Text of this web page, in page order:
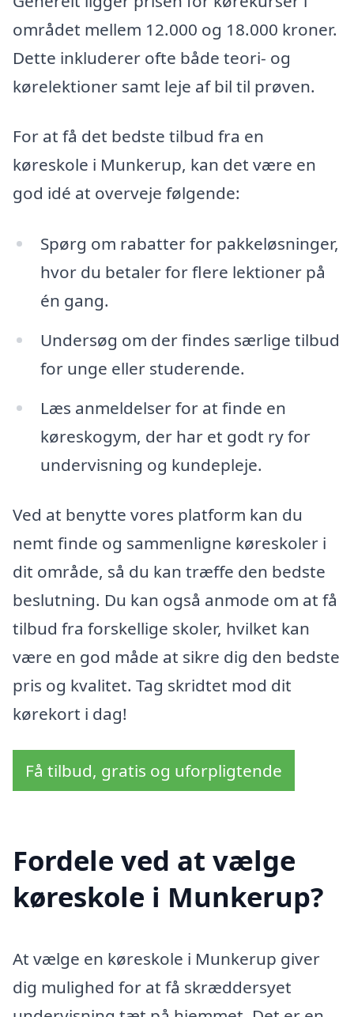
området mellem 12.000 og 18.000 kroner.
Dette inkluderer ofte både teori- og
kørelektioner samt leje af bil til prøven.
For at få det bedste tilbud fra en
køreskole i Munkerup, kan det være en
god idé at overveje følgende:
Spørg om rabatter for pakkeløsninger,
hvor du betaler for flere lektioner på
én gang.
Undersøg om der findes særlige tilbud
for unge eller studerende.
Læs anmeldelser for at finde en
køreskogym, der har et godt ry for
undervisning og kundepleje.
Ved at benytte vores platform kan du
nemt finde og sammenligne køreskoler i
dit område, så du kan træffe den bedste
beslutning. Du kan også anmode om at få
tilbud fra forskellige skoler, hvilket kan
være en god måde at sikre dig den bedste
pris og kvalitet. Tag skridtet mod dit
kørekort i dag!
Få tilbud, gratis og uforpligtende
Fordele ved at vælge
køreskole i Munkerup?
At vælge en køreskole i Munkerup giver
dig mulighed for at få skræddersyet